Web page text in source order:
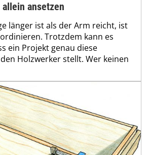
ansetzen
länger ist als der Arm reicht, ist
Trotzdem kann es
ein Projekt genau diese
Holzwerker stellt. Wer keinen